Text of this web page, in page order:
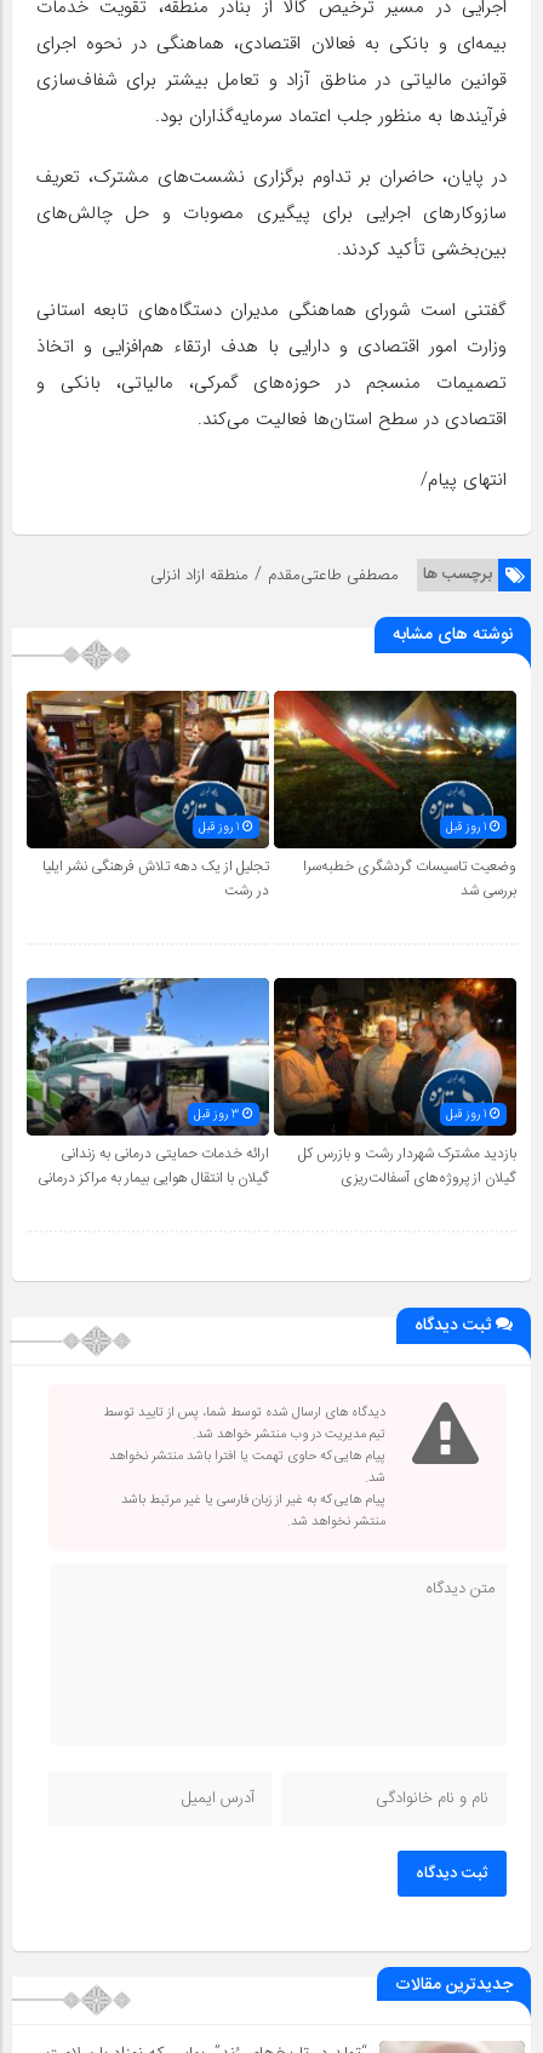
اجرایی در مسیر ترخیص کالا از بنادر منطقه، تقویت خدمات
بیمه‌ای و بانکی به فعالان اقتصادی، هماهنگی در نحوه اجرای
قوانین مالیاتی در مناطق آزاد و تعامل بیشتر برای شفاف‌سازی
فرآیندها به منظور جلب اعتماد سرمایه‌گذاران بود.
در پایان، حاضران بر تداوم برگزاری نشست‌های مشترک، تعریف
سازوکارهای اجرایی برای پیگیری مصوبات و حل چالش‌های
بین‌بخشی تأکید کردند.
گفتنی است شورای هماهنگی مدیران دستگاه‌های تابعه استانی
وزارت امور اقتصادی و دارایی با هدف ارتقاء هم‌افزایی و اتخاذ
تصمیمات منسجم در حوزه‌های گمرکی، مالیاتی، بانکی و
اقتصادی در سطح استان‌ها فعالیت می‌کند.
انتهای پیام/
برچسب ها مصطفی طاعتی‌مقدم / منطقه ازاد انزلی
نوشته های مشابه
1 روز قبل
وضعیت تاسیسات گردشگری خطبه‌سرا
بررسی شد
تجلیل از یک دهه تلاش فرهنگی نشر ایلیا
در رشت
1 روز قبل
بازدید مشترک شهردار رشت و بازرس کل
گیلان از پروژه‌های آسفالت‌ریزی
ارائه خدمات حمایتی درمانی به زندانی
گیلان با انتقال هوایی بیمار به مراکز درمانی
ثبت دیدگاه
دیدگاه های ارسال شده توسط شما، پس از تایید توسط
تیم مدیریت در وب منتشر خواهد شد.
پیام هایی که حاوی تهمت یا افترا باشد منتشر نخواهد
شد.
پیام هایی که به غیر از زبان فارسی یا غیر مرتبط باشد
منتشر نخواهد شد.
ثبت دیدگاه
جدیدترین مقالات